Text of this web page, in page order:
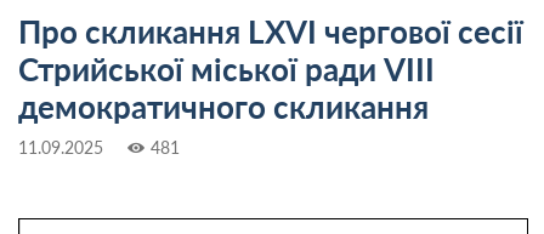
Про скликання LХVI чергової сесії
Стрийської міської ради VIII
демократичного скликання
11.09.2025 481